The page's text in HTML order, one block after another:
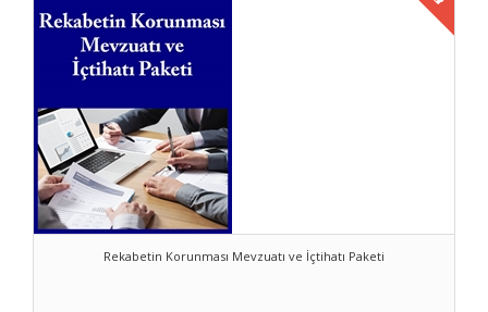
Rekabetin Korunması Mevzuatı ve İçtihatı Paketi